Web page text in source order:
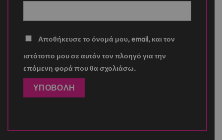
Αποθήκευσε το όνομά μου, email, και τον
ιστότοπο μου σε αυτόν τον πλοηγό για την
επόμενη φορά που θα σχολιάσω.